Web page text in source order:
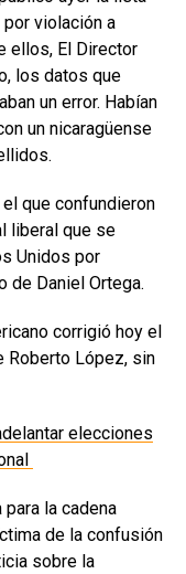
violación a
ellos, El Director
los datos que
un error. Habían
un nicaragüense
que confundieron
liberal que se
Unidos por
de Daniel Ortega.
corrigió hoy el
Roberto López, sin
elecciones
para la cadena
de la confusión
sobre la